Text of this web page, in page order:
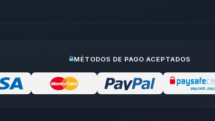
MÉTODOS DE PAGO ACEPTADOS